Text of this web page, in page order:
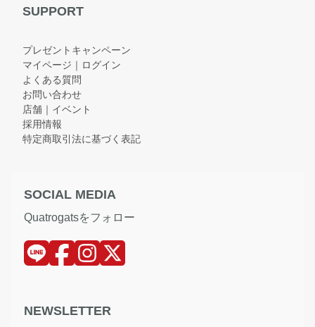
SUPPORT
プレゼントキャンペーン
マイページ｜ログイン
よくある質問
お問い合わせ
店舗｜イベント
採用情報
特定商取引法に基づく表記
SOCIAL MEDIA
Quatrogatsをフォロー
NEWSLETTER